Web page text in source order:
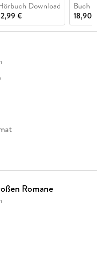
Download
€
Buch
18,90
Romane